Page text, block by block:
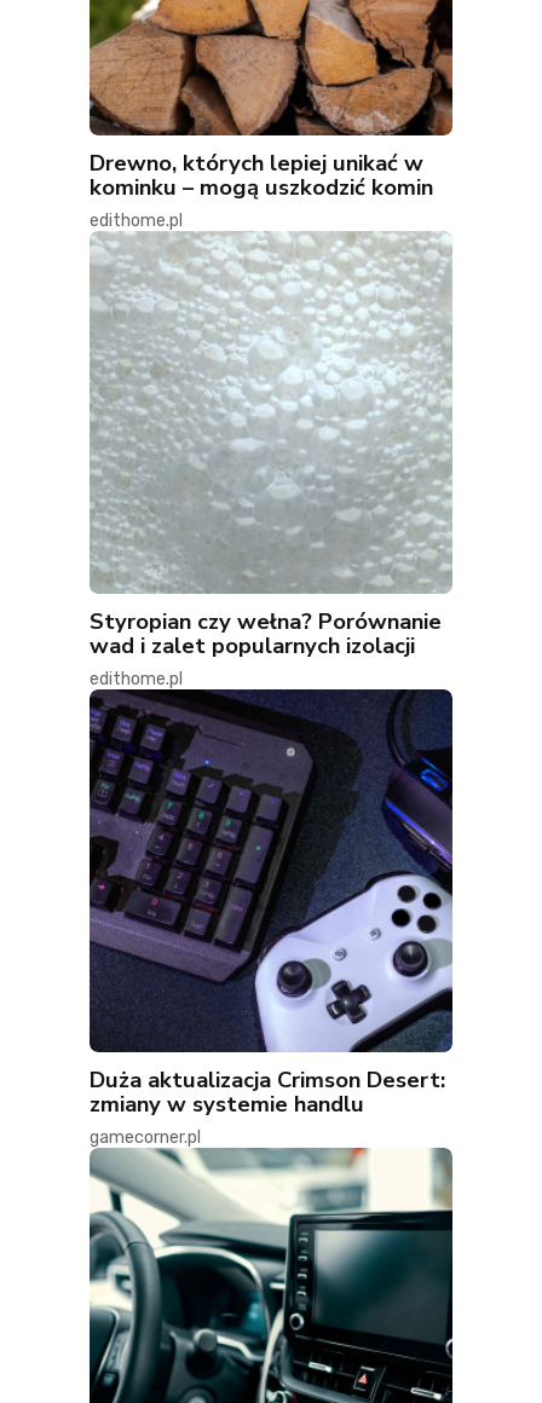
Drewno, których lepiej unikać w
kominku – mogą uszkodzić komin
edithome.pl
Styropian czy wełna? Porównanie
wad i zalet popularnych izolacji
edithome.pl
Duża aktualizacja Crimson Desert:
zmiany w systemie handlu
gamecorner.pl